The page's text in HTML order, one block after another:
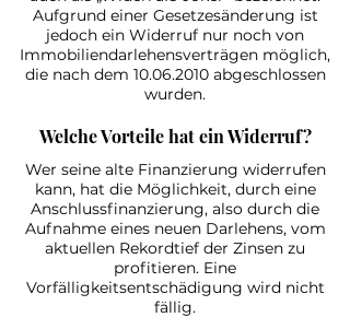
Aufgrund einer Gesetzesänderung ist
jedoch ein Widerruf nur noch von
Immobiliendarlehensverträgen möglich,
die nach dem 10.06.2010abgeschlossen
wurden.
Welche Vorteile hat ein Widerruf?
Wer seine alte Finanzierung widerrufen
kann, hat die Möglichkeit, durch eine
Anschlussfinanzierung, also durch die
Aufnahme eines neuen Darlehens, vom
aktuellen Rekordtief der Zinsen zu
profitieren. Eine
Vorfälligkeitsentschädigung wird nicht
fällig.